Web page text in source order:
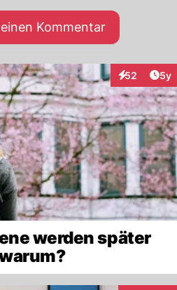
Kommentar
52
Interaktionen
5y
werden später